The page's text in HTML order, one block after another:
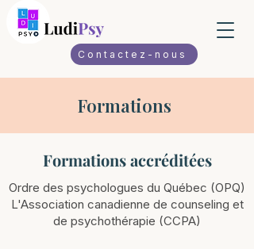
Contactez-nous
Formations
Formations accréditées
Ordre des psychologues du Québec (OPQ)
L'Association canadienne de counseling et
de psychothérapie (CCPA)